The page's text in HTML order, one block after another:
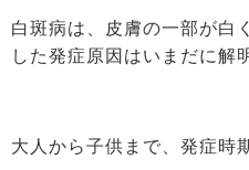
白斑病は、皮膚の一部が白
した発症原因はいまだに解
大人から子供まで、発症時